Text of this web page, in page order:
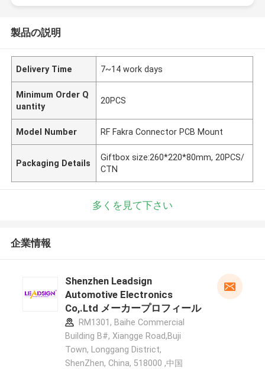
製品の説明
Delivery Time 7~14 work days
Minimum Order Q
uantity
20PCS
Model Number RF Fakra Connector PCB Mount
Packaging Details
Giftbox size:260*220*80mm, 20PCS/
CTN
多くを見て下さい
企業情報
Shenzhen Leadsign
Automotive Electronics
Co,.Ltd メーカープロフィール
RM1301, Baihe Commercial
Building B#, Xiangge Road,Buji
Town, Longgang District,
ShenZhen, China, 518000 ,中国